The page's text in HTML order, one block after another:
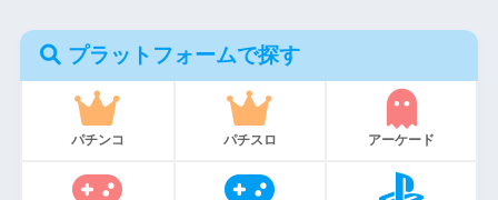
プラットフォームで探す
パチンコ パチスロ アーケード